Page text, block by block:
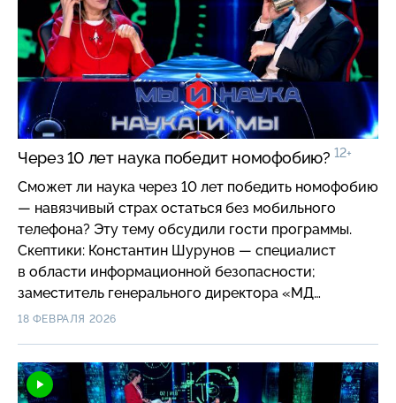
Через 10 лет наука победит номофобию? 12+
Сможет ли наука через 10 лет победить номофобию
— навязчивый страх остаться без мобильного
телефона? Эту тему обсудили гости программы.
Скептики: Константин Шурунов — специалист
в области информационной безопасности;
заместитель генерального директора «МД
Информационные системы», доцент МФТИ и Роман
МИСИС; Оптимисты: Филипп Жучков —
технологический предприниматель; основатель
18 ФЕВРАЛЯ 2026